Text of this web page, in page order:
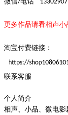
/
更多作品请看相声小
淘宝付费链接：
https://
联系客服
个人简介
相声、小品、微电